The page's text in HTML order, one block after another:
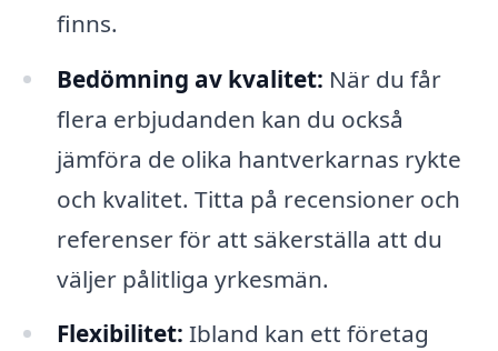
finns.
Bedömning av kvalitet: När du får
flera erbjudanden kan du också
jämföra de olika hantverkarnas rykte
och kvalitet. Titta på recensioner och
referenser för att säkerställa att du
väljer pålitliga yrkesmän.
Flexibilitet: Ibland kan ett företag